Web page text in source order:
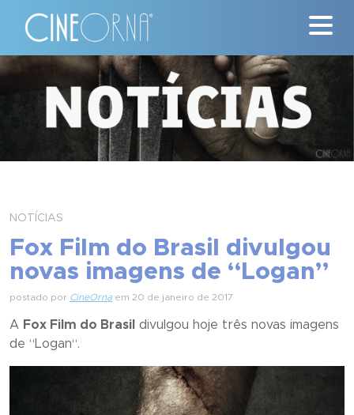
Críticas
News
#ClássicosCineOrna
Nossa História
Contato
NOTÍCIAS
Fox Film do Brasil divulgou
novas imagens de “Logan”
postado por CineOrna em 20 de janeiro de 2017
A Fox Film do Brasil divulgou hoje três novas imagens
de “Logan“.